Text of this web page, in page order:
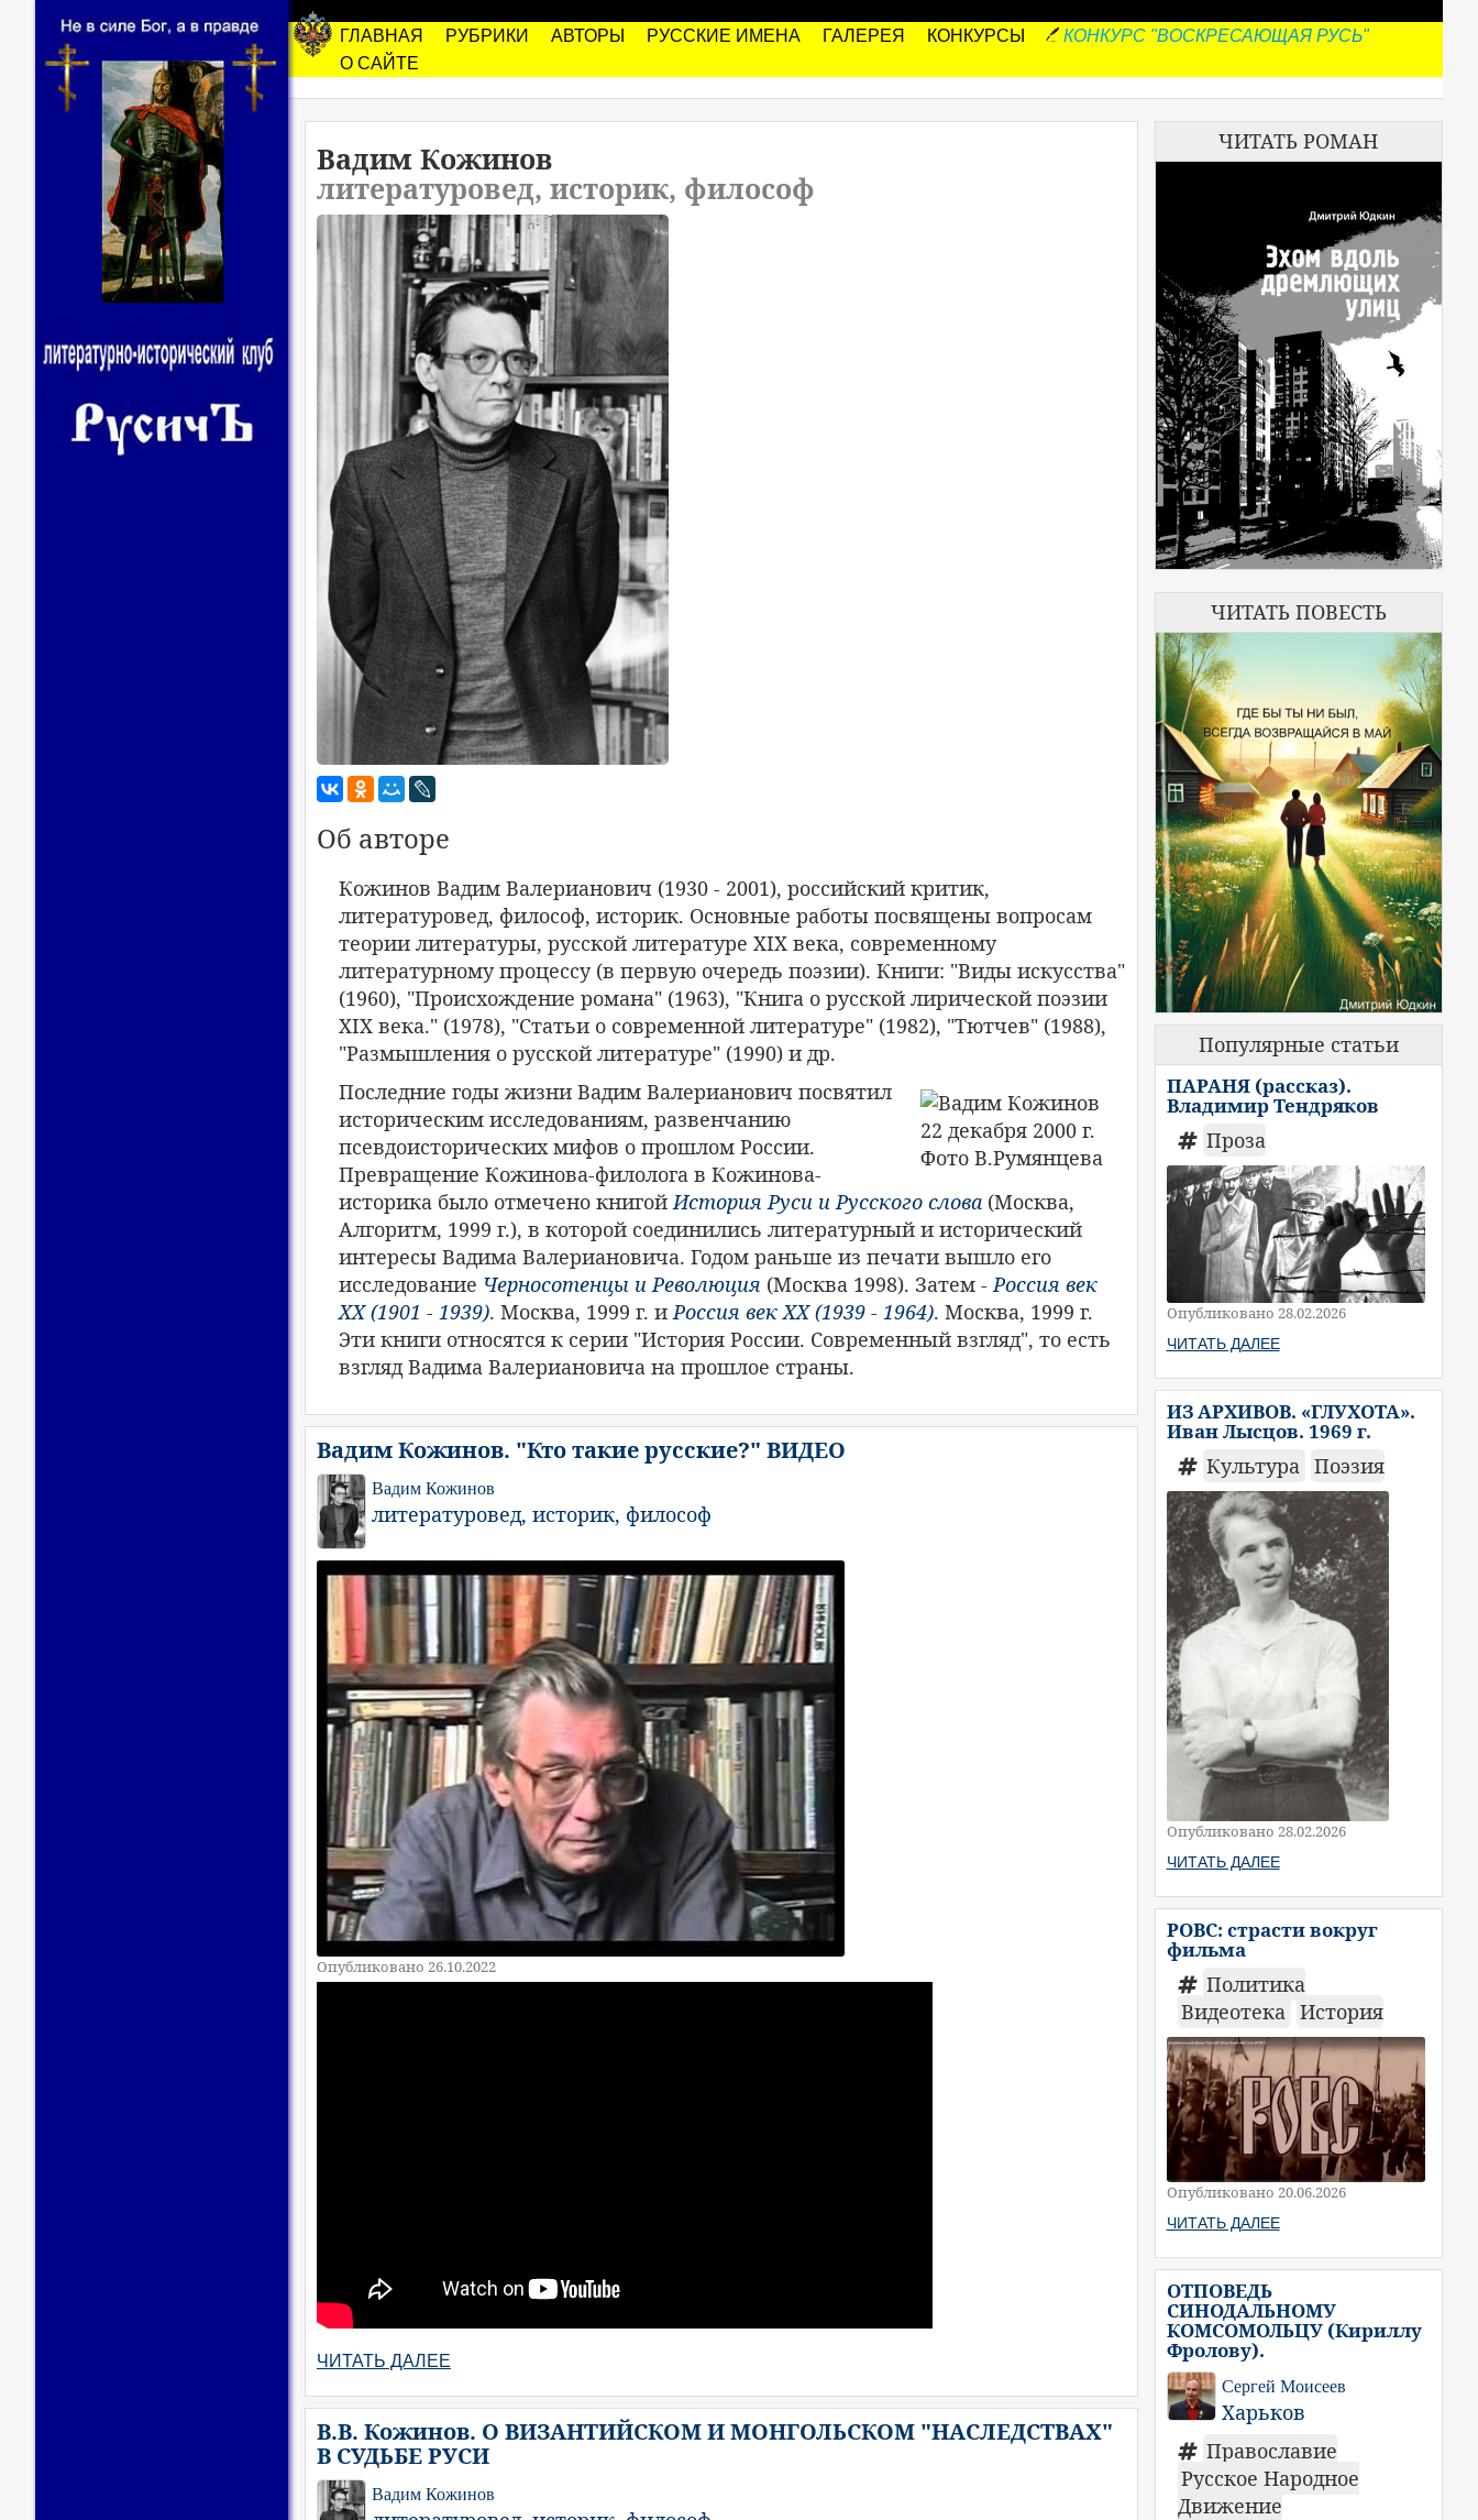
ГЛАВНАЯ РУБРИКИ АВТОРЫ РУССКИЕ ИМЕНА ГАЛЕРЕЯ КОНКУРСЫ
КОНКУРС "ВОСКРЕСАЮЩАЯ РУСЬ"
О САЙТЕ
Вадим Кожинов
литературовед, историк, философ
Об авторе
Кожинов Вадим Валерианович (1930 - 2001), российский критик,
литературовед, философ, историк. Основные работы посвящены вопросам
теории литературы, русской литературе XIX века, современному
литературному процессу (в первую очередь поэзии). Книги: "Виды искусства"
(1960), "Происхождение романа" (1963), "Книга о русской лирической поэзии
XIX века." (1978), "Статьи о современной литературе" (1982), "Тютчев" (1988),
"Размышления о русской литературе" (1990) и др.
Последние годы жизни Вадим Валерианович посвятил
историческим исследованиям, развенчанию
псевдоисторических мифов о прошлом России.
Превращение Кожинова-филолога в Кожинова-
историка было отмечено книгойИстория Руси и Русского слова (Москва,
Алгоритм, 1999 г.), в которой соединились литературный и исторический
интересы Вадима Валериановича. Годом раньше из печати вышло его
исследование Черносотенцы и Революция (Москва 1998). Затем -Россия век
XX (1901 - 1939). Москва, 1999 г. иРоссия век XX (1939 - 1964). Москва, 1999 г.
Эти книги относятся к серии "История России. Современный взгляд", то есть
взгляд Вадима Валериановича на прошлое страны.
Вадим Кожинов. "Кто такие русские?" ВИДЕО
Вадим Кожинов
литературовед, историк, философ
Опубликовано 26.10.2022
ЧИТАТЬ ДАЛЕЕ
В.В. Кожинов. О ВИЗАНТИЙСКОМ И МОНГОЛЬСКОМ "НАСЛЕДСТВАХ"
В СУДЬБЕ РУСИ
Вадим Кожинов
ЧИТАТЬ РОМАН
ЧИТАТЬ ПОВЕСТЬ
Популярные статьи
ПАРАНЯ (рассказ).
Владимир Тендряков
Проза
Опубликовано 28.02.2026
ЧИТАТЬ ДАЛЕЕ
ИЗ АРХИВОВ. «ГЛУХОТА».
Иван Лысцов. 1969 г.
Культура Поэзия
Опубликовано 28.02.2026
ЧИТАТЬ ДАЛЕЕ
РОВС: страсти вокруг
фильма
Политика
Видеотека История
Опубликовано 20.06.2026
ЧИТАТЬ ДАЛЕЕ
ОТПОВЕДЬ
СИНОДАЛЬНОМУ
КОМСОМОЛЬЦУ (Кириллу
Фролову).
Сергей Моисеев
Харьков
Православие
Русское Народное
Движение